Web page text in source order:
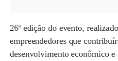
26ª edição do evento,
empreendedores que
desenvolvimento econômico e